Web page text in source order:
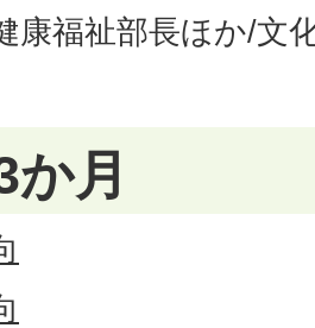
康福祉部長ほか/文
月